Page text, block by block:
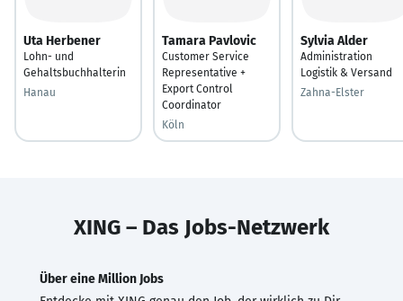
Uta Herbener
Lohn- und
Gehaltsbuchhalterin
Hanau
Tamara Pavlovic
Customer Service
Representative +
Export Control
Coordinator
Köln
Sylvia Alder
Administration
Logistik & Versand
Zahna-Elster
XING – Das Jobs-Netzwerk
Über eine Million Jobs